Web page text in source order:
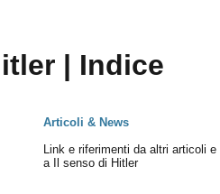
| Indice
Articoli & News
Link e riferimenti da altri articoli e
a Il senso di Hitler